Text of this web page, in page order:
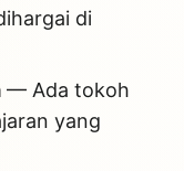
di
— Ada tokoh
yang